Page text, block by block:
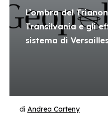
L’ombra del
Transilvania e gli
sistema di
di Andrea Carteny